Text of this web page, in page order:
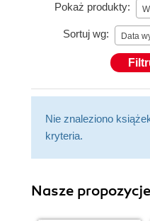
Pokaż produkty:
Sortuj wg: Data
Nie znaleziono
kryteria.
Nasze